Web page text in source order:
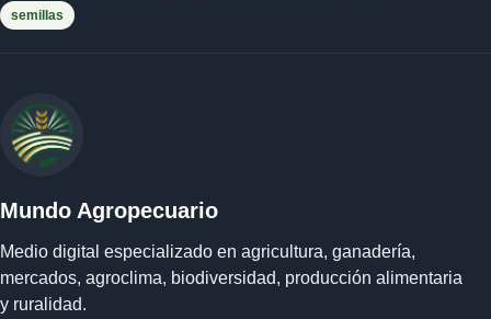
semillas
Mundo Agropecuario
Medio digital especializado en agricultura, ganadería,
mercados, agroclima, biodiversidad, producción alimentaria
y ruralidad.